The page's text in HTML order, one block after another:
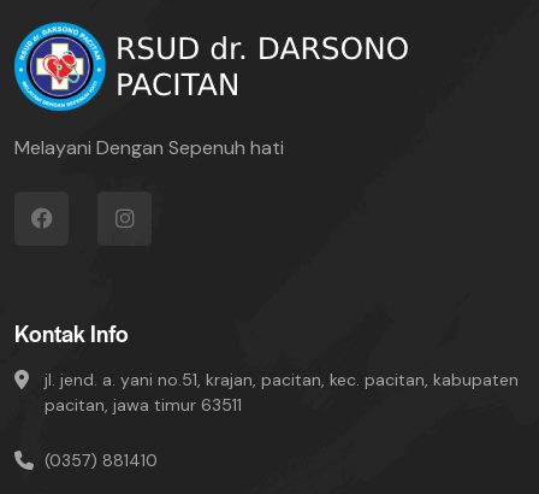
Melayani Dengan Sepenuh hati
Kontak Info
jl. jend. a. yani no.51, krajan, pacitan, kec. pacitan, kabupaten
pacitan, jawa timur 63511
(0357) 881410